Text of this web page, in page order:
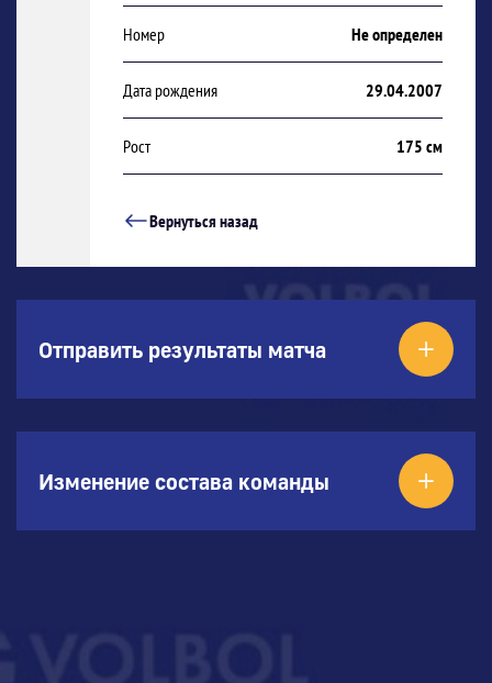
Номер Не определен
Дата рождения 29.04.2007
Рост 175 см
Вернуться назад
Отправить результаты матча
Изменение состава команды